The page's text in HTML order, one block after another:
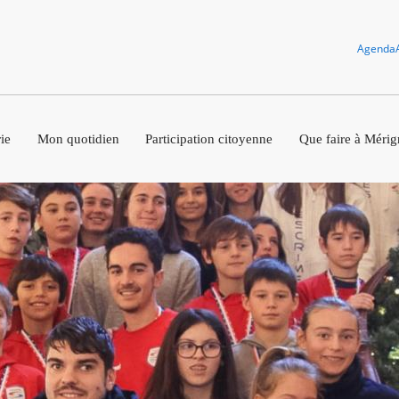
Agenda
Mon quotidien Participation citoyenne Que faire à